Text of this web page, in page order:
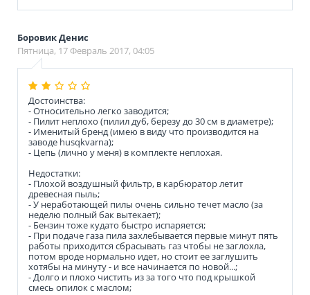
Боровик Денис
Пятница, 17 Февраль 2017, 04:05
Достоинства:
- Относительно легко заводится;
- Пилит неплохо (пилил дуб, березу до 30 см в диаметре);
- Именитый бренд (имею в виду что производится на
заводе husqkvarna);
- Цепь (лично у меня) в комплекте неплохая.
Недостатки:
- Плохой воздушный фильтр, в карбюратор летит
древесная пыль;
- У неработающей пилы очень сильно течет масло (за
неделю полный бак вытекает);
- Бензин тоже кудато быстро испаряется;
- При подаче газа пила захлебывается первые минут пять
работы приходится сбрасывать газ чтобы не заглохла,
потом вроде нормально идет, но стоит ее заглушить
хотябы на минуту - и все начинается по новой...;
- Долго и плохо чистить из за того что под крышкой
смесь опилок с маслом;